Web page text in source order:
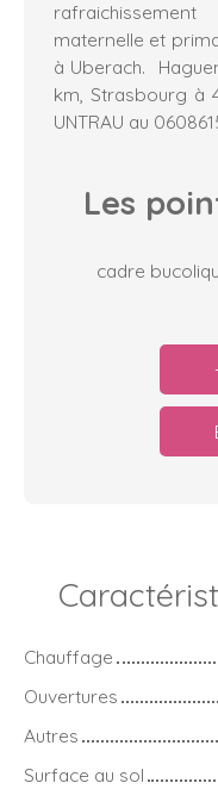
maternelle et
à Uberach.
km, Strasbourg à
UNTRAU au
Les
cadre
Chauffage
Ouvertures
Autres
Surface au sol